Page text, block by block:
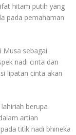
hitam putih yang
pada pemahaman
Musa sebagai
nadi cinta dan
lipatan cinta akan
berupa
artian
titik nadi bhineka